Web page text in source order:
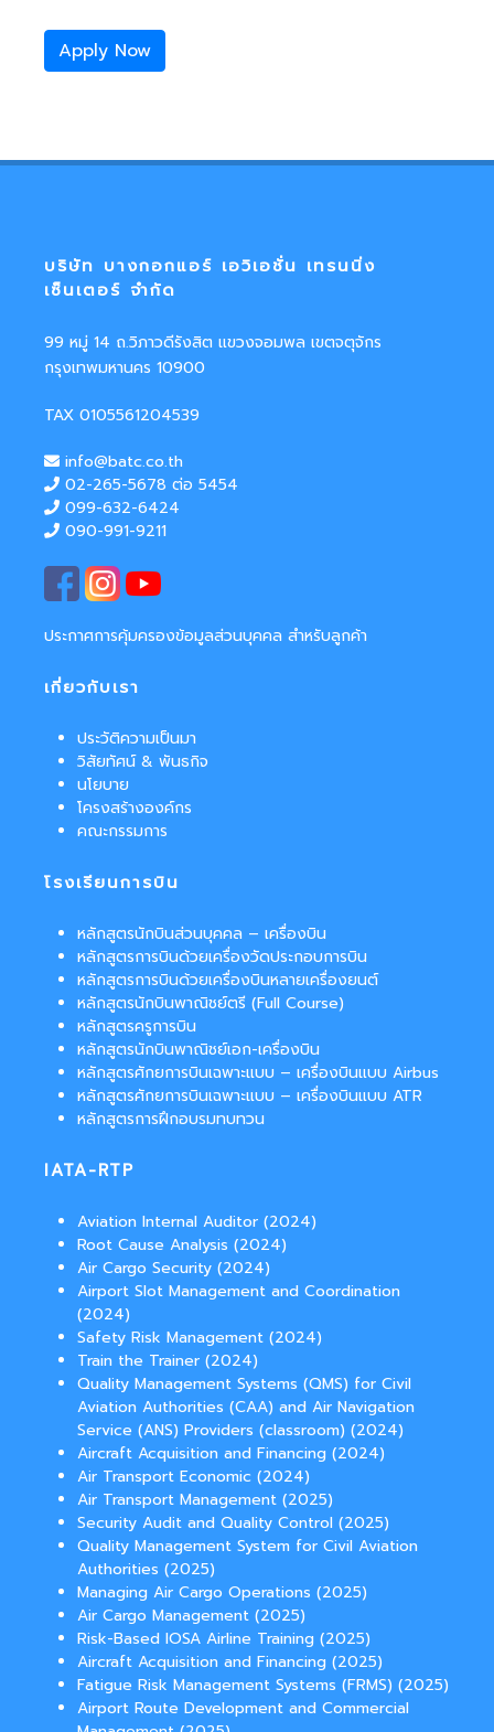
Apply Now
บริษัท บางกอกแอร์ เอวิเอชั่น เทรนนิ่ง
เซ็นเตอร์ จำกัด
99 หมู่ 14 ถ.วิภาวดีรังสิต แขวงจอมพล เขตจตุจักร
กรุงเทพมหานคร 10900
TAX 0105561204539
info@batc.co.th
02-265-5678 ต่อ 5454
099-632-6424
090-991-9211
ประกาศการคุ้มครองข้อมูลส่วนบุคคล สำหรับลูกค้า
เกี่ยวกับเรา
ประวัติความเป็นมา
วิสัยทัศน์ & พันธกิจ
นโยบาย
โครงสร้างองค์กร
คณะกรรมการ
โรงเรียนการบิน
หลักสูตรนักบินส่วนบุคคล – เครื่องบิน
หลักสูตรการบินด้วยเครื่องวัดประกอบการบิน
หลักสูตรการบินด้วยเครื่องบินหลายเครื่องยนต์
หลักสูตรนักบินพาณิชย์ตรี (Full Course)
หลักสูตรครูการบิน
หลักสูตรนักบินพาณิชย์เอก-เครื่องบิน
หลักสูตรศักยการบินเฉพาะแบบ – เครื่องบินแบบ Airbus
หลักสูตรศักยการบินเฉพาะแบบ – เครื่องบินแบบ ATR
หลักสูตรการฝึกอบรมทบทวน
IATA-RTP
Aviation Internal Auditor (2024)
Root Cause Analysis (2024)
Air Cargo Security (2024)
Airport Slot Management and Coordination
(2024)
Safety Risk Management (2024)
Train the Trainer (2024)
Quality Management Systems (QMS) for Civil
Aviation Authorities (CAA) and Air Navigation
Service (ANS) Providers (classroom) (2024)
Aircraft Acquisition and Financing (2024)
Air Transport Economic (2024)
Air Transport Management (2025)
Security Audit and Quality Control (2025)
Quality Management System for Civil Aviation
Authorities (2025)
Managing Air Cargo Operations (2025)
Air Cargo Management (2025)
Risk-Based IOSA Airline Training (2025)
Aircraft Acquisition and Financing (2025)
Fatigue Risk Management Systems (FRMS) (2025)
Airport Route Development and Commercial